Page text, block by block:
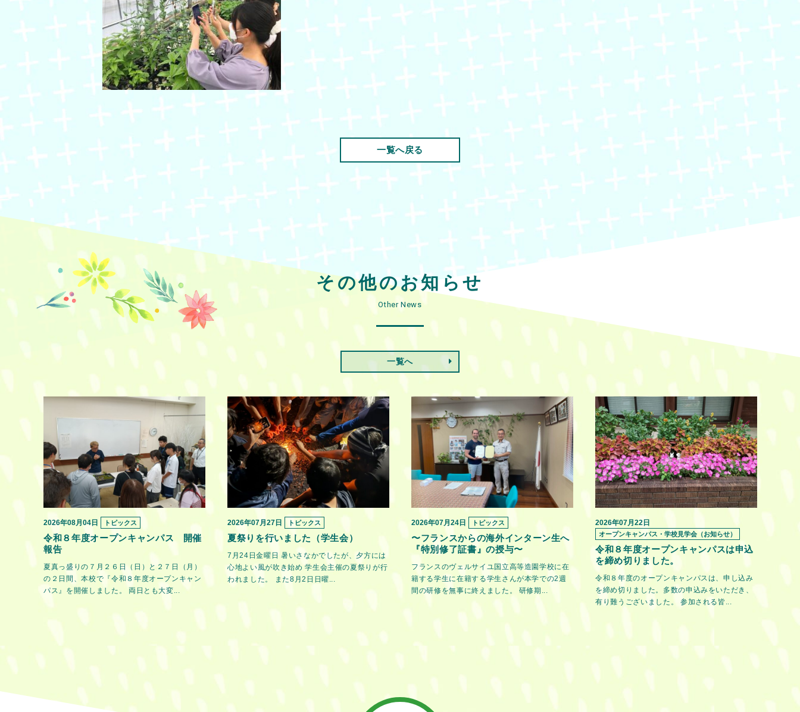
一覧へ戻る
その他のお知らせ
Other News
一覧へ
2026年08月04日 トピックス
令和８年度オープンキャンパス 開催
報告
夏真っ盛りの７月２６日（日）と２７日（月）
の２日間、本校で『令和８年度オープンキャン
パス』を開催しました。 両日とも大変...
2026年07月27日 トピックス
夏祭りを行いました（学生会）
7月24日金曜日 暑いさなかでしたが、夕方には
心地よい風が吹き始め 学生会主催の夏祭りが行
われました。 また8月2日日曜...
2026年07月24日 トピックス
〜フランスからの海外インターン生へ
『特別修了証書』の授与〜
フランスのヴェルサイユ国立高等造園学校に在
籍する学生に在籍する学生さんが本学での2週
間の研修を無事に終えました。 研修期...
2026年07月22日
オープンキャンパス・学校見学会（お知らせ）
令和８年度オープンキャンパスは申込
を締め切りました。
令和８年度のオープンキャンパスは、申し込み
を締め切りました。多数の申込みをいただき、
有り難うございました。 参加される皆...